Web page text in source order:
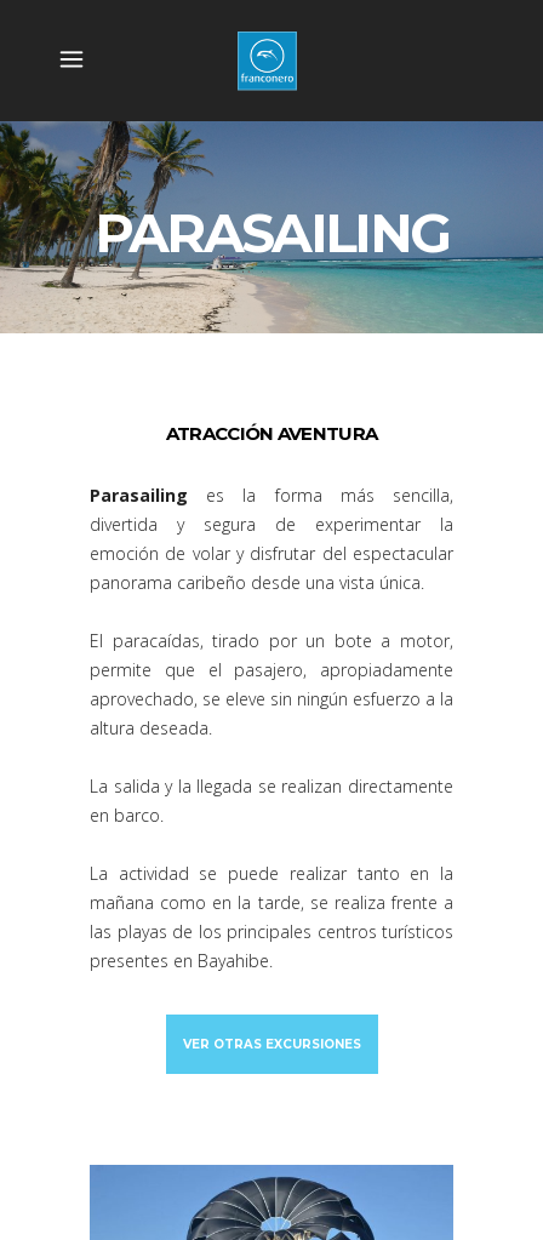
PARASAILING
ATRACCIÓN AVENTURA
Parasailing es la forma más sencilla,
divertida y segura de experimentar la
emoción de volar y disfrutar del espectacular
panorama caribeño desde una vista única.
El paracaídas, tirado por un bote a motor,
permite que el pasajero, apropiadamente
aprovechado, se eleve sin ningún esfuerzo a la
altura deseada.
La salida y la llegada se realizan directamente
en barco.
La actividad se puede realizar tanto en la
mañana como en la tarde, se realiza frente a
las playas de los principales centros turísticos
presentes en Bayahibe.
VER OTRAS EXCURSIONES